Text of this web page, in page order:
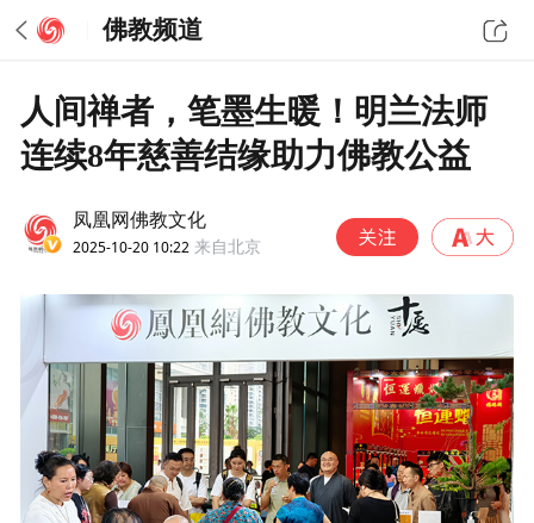
佛教频道
人间禅者，笔墨生暖！明兰法师
连续8年慈善结缘助力佛教公益
凤凰网佛教文化
2025-10-20 10:22 来自北京